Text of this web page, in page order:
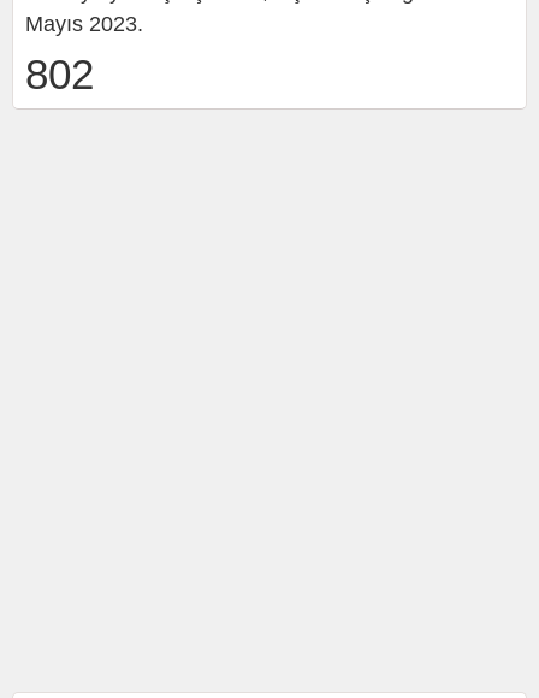
Mayıs 2023.
802